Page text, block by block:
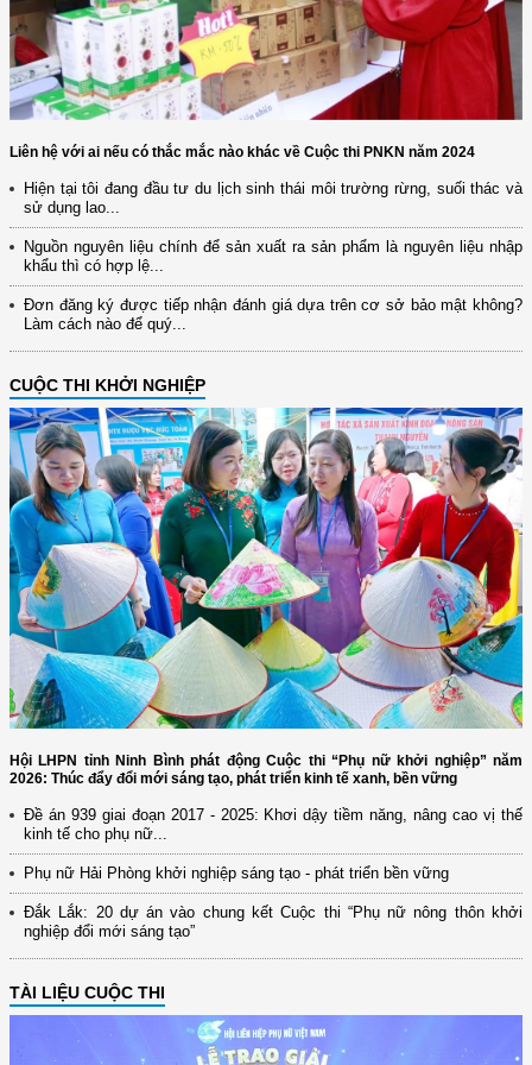
Liên hệ với ai nếu có thắc mắc nào khác về Cuộc thi PNKN năm 2024
Hiện tại tôi đang đầu tư du lịch sinh thái môi trường rừng, suối thác và
sử dụng lao...
Nguồn nguyên liệu chính để sản xuất ra sản phẩm là nguyên liệu nhập
khẩu thì có hợp lệ...
Đơn đăng ký được tiếp nhận đánh giá dựa trên cơ sở bảo mật không?
Làm cách nào để quý...
CUỘC THI KHỞI NGHIỆP
Hội LHPN tỉnh Ninh Bình phát động Cuộc thi “Phụ nữ khởi nghiệp” năm
2026: Thúc đẩy đổi mới sáng tạo, phát triển kinh tế xanh, bền vững
Đề án 939 giai đoạn 2017 - 2025: Khơi dậy tiềm năng, nâng cao vị thế
kinh tế cho phụ nữ...
Phụ nữ Hải Phòng khởi nghiệp sáng tạo - phát triển bền vững
Đắk Lắk: 20 dự án vào chung kết Cuộc thi “Phụ nữ nông thôn khởi
nghiệp đổi mới sáng tạo”
TÀI LIỆU CUỘC THI